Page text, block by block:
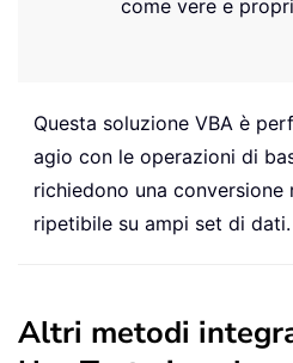
come vere e
Questa soluzione VBA è
agio con le operazioni di
richiedono una conversione
ripetibile su ampi set di dati.
Altri metodi